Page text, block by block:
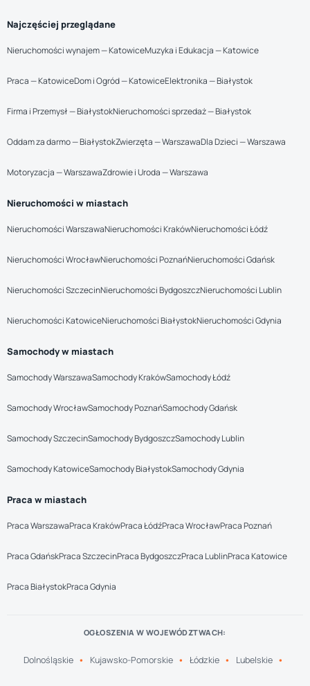
Najczęściej przeglądane
Nieruchomości wynajem — KatowiceMuzyka i Edukacja — Katowice
Praca — KatowiceDom i Ogród — KatowiceElektronika — Białystok
Firma i Przemysł — BiałystokNieruchomości sprzedaż — Białystok
Oddam za darmo — BiałystokZwierzęta — WarszawaDla Dzieci — Warszawa
Motoryzacja — WarszawaZdrowie i Uroda — Warszawa
Nieruchomości w miastach
Nieruchomości WarszawaNieruchomości KrakówNieruchomości Łódź
Nieruchomości WrocławNieruchomości PoznańNieruchomości Gdańsk
Nieruchomości SzczecinNieruchomości BydgoszczNieruchomości Lublin
Nieruchomości KatowiceNieruchomości BiałystokNieruchomości Gdynia
Samochody w miastach
Samochody WarszawaSamochody KrakówSamochody Łódź
Samochody WrocławSamochody PoznańSamochody Gdańsk
Samochody SzczecinSamochody BydgoszczSamochody Lublin
Samochody KatowiceSamochody BiałystokSamochody Gdynia
Praca w miastach
Praca WarszawaPraca KrakówPraca ŁódźPraca WrocławPraca Poznań
Praca GdańskPraca SzczecinPraca BydgoszczPraca LublinPraca Katowice
Praca BiałystokPraca Gdynia
OGŁOSZENIA W WOJEWÓDZTWACH:
Dolnośląskie Kujawsko-Pomorskie Łódzkie Lubelskie